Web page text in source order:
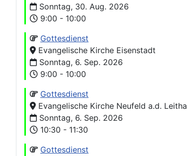
Sonntag, 30. Aug. 2026
9:00 - 10:00
Gottesdienst
Evangelische Kirche Eisenstadt
Sonntag, 6. Sep. 2026
9:00 - 10:00
Gottesdienst
Evangelische Kirche Neufeld a.d. Leitha
Sonntag, 6. Sep. 2026
10:30 - 11:30
Gottesdienst